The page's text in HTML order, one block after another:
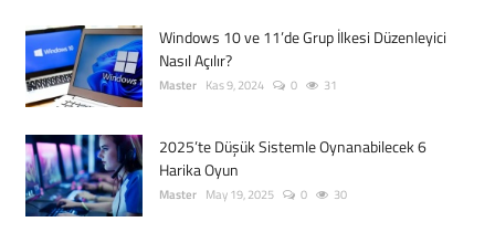
Windows 10 ve 11’de Grup İlkesi Düzenleyici
Nasıl Açılır?
Master Kas 9, 2024 0 31
2025’te Düşük Sistemle Oynanabilecek 6
Harika Oyun
Master May 19, 2025 0 30